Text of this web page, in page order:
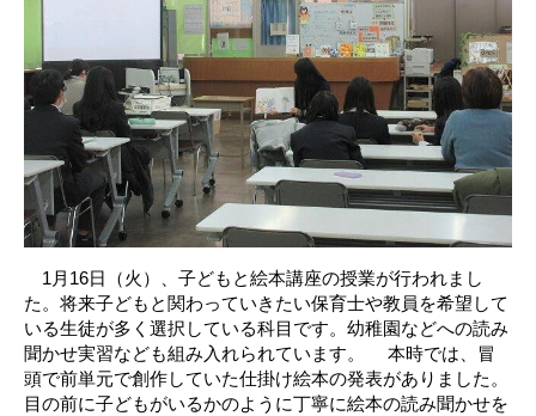
1月16日（火）、子どもと絵本講座の授業が行われまし
た。将来子どもと関わっていきたい保育士や教員を希望して
いる生徒が多く選択している科目です。幼稚園などへの読み
聞かせ実習なども組み入れられています。 本時では、冒
頭で前単元で創作していた仕掛け絵本の発表がありました。
目の前に子どもがいるかのように丁寧に絵本の読み聞かせを